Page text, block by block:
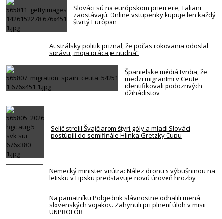
Slováci sú na európskom priemere, Taliani
zaostávajú. Online vstupenky kupuje len každý
štvrtý Európan
Austrálsky politik priznal, že počas rokovania odoslal
správu „moja práca je nudná“
Španielske médiá tvrdia, že
medzi migrantmi v Ceute
identifikovali podozrivých
džihádistov
Selič strelil Švajčiarom štyri góly a mladí Slováci
postúpili do semifinále Hlinka Gretzky Cupu
Nemecký minister vnútra: Nález dronu s výbušninou na
letisku v Lipsku predstavuje novú úroveň hrozby
Na pamätníku Pobjednik slávnostne odhalili mená
slovenských vojakov. Zahynuli pri plnení úloh v misii
UNPROFOR